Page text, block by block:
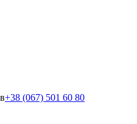
+38 (067) 501 60 80